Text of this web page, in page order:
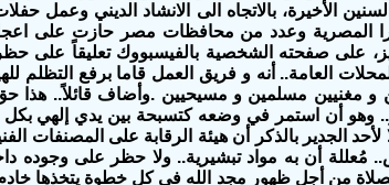
الأخيرة، بالاتجاه الى الانشاد الديني وعمل
المصرية وعدد من محافظات مصر حازت على
على صفحته الشخصية بالفيسبووك تعليقاً على حظر
العامة.. أنه و فريق العمل قاما برفع التظلم
و مغنيين مسلمين و مسيحيين .وأضاف قائلاً.. هذا
وهو أن استمر في وضعه كتسبحة بين يدي إلهي
الجدير بالذكر أن هيئة الرقابة على المصنفات
مُعللة أن به مواد تبشيرية.. ولا حظر على وجوده
من أجل ظهور مجد الله في كل خطوة يتخذها